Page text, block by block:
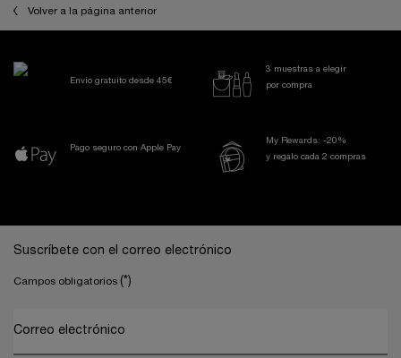
Volver a la página anterior
Envío gratuito desde 45€
3 muestras a elegir
por compra
Pago seguro con Apple Pay
My Rewards: -20%
y regalo cada 2 compras
Suscríbete con el correo electrónico
Campos obligatorios (*)
Correo electrónico